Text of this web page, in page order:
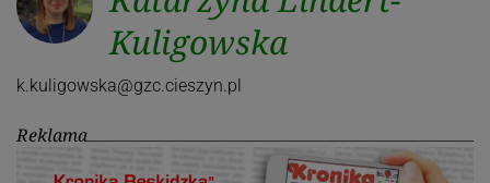
Kuligowska
k.kuligowska@gzc.cieszyn.pl
Reklama